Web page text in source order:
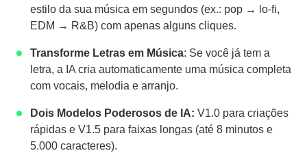
estilo da sua música em segundos (ex.: pop → lo-fi,
EDM → R&B) com apenas alguns cliques.
Transforme Letras em Música: Se você já tem a
letra, a IA cria automaticamente uma música completa
com vocais, melodia e arranjo.
Dois Modelos Poderosos de IA: V1.0 para criações
rápidas e V1.5 para faixas longas (até 8 minutos e
5.000 caracteres).